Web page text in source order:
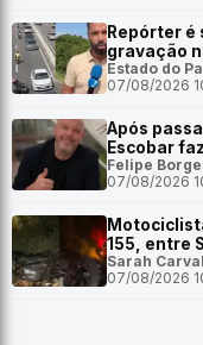
Repórter
gravação
Estado do
07/08/2026
Após
Escobar
Felipe
07/08/2026
155, entre
Sarah
07/08/2026